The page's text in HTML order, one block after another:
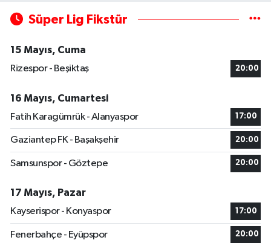
Süper Lig Fikstür
15 Mayıs, Cuma
Rizespor - Beşiktaş
20:00
16 Mayıs, Cumartesi
Fatih Karagümrük - Alanyaspor
17:00
Gaziantep FK - Başakşehir 20:00
Samsunspor - Göztepe 20:00
17 Mayıs, Pazar
Kayserispor - Konyaspor
17:00
Fenerbahçe - Eyüpspor 20:00